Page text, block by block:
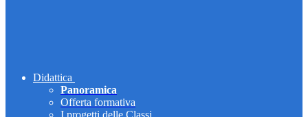
Didattica
Panoramica
Offerta formativa